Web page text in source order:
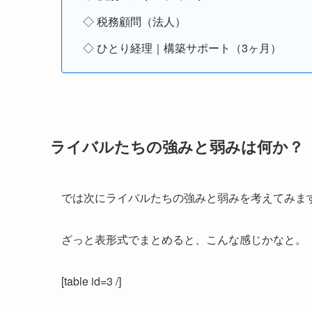
◇ 税務顧問（法人）
◇ ひとり経理｜構築サポート（3ヶ月）
ライバルたちの強みと弱みは何か？
では次にライバルたちの強みと弱みを考えてみま
ざっと表形式でまとめると、こんな感じかなと。
[table id=3 /]